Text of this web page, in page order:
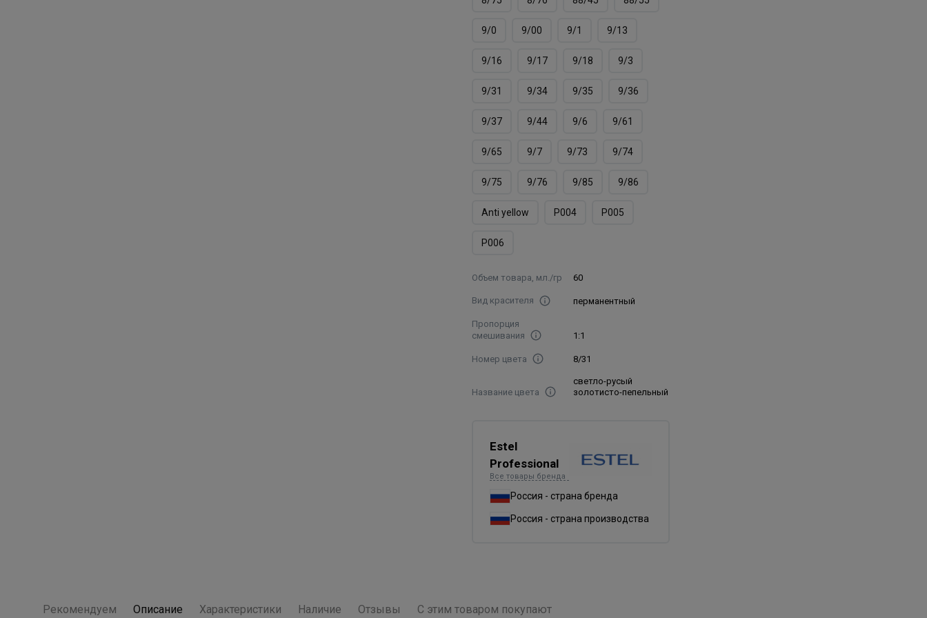
9/0 9/00 9/1 9/13
9/16 9/17 9/18 9/3
9/31 9/34 9/35 9/36
9/37 9/44 9/6 9/61
9/65 9/7 9/73 9/74
9/75 9/76 9/85 9/86
Аnti yellow Р004 Р005
Р006
Объем товара, мл./гр 60
Вид красителя перманентный
Пропорция
смешивания
1:1
Номер цвета 8/31
Название цвета
светло-русый
золотисто-пепельный
Estel
Professional
Все товары бренда
Россия - страна бренда
Россия - страна производства
Рекомендуем Описание Характеристики Наличие Отзывы С этим товаром покупают